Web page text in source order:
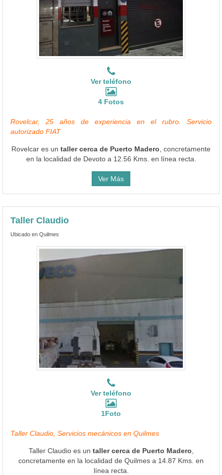
Ver teléfono
4 Fotos
Rovelcar, 25 años de experiencia en el rubro. Servicio
autorizado FIAT
Rovelcar es un taller cerca de Puerto Madero , concretamente
en la localidad de Devoto a 12.56 Kms. en línea recta.
Ver Más
Taller Claudio
Ubicado en Quilmes
Ver teléfono
1Foto
Taller Claudio, Servicios mecánicos en Quilmes
Taller Claudio es un taller cerca de Puerto Madero
concretamente en la localidad de Quilmes a 14.87 Kms. en
línea recta.